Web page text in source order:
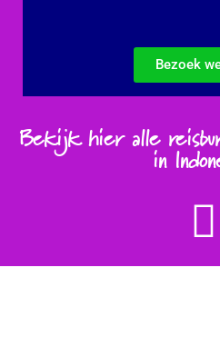
Bezoek
Bekijk hier alle
in